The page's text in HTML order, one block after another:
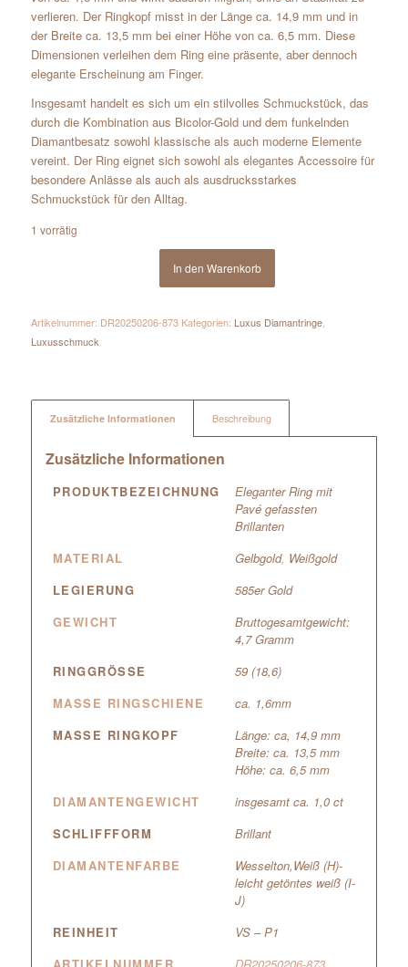
verlieren. Der Ringkopf misst in der Länge ca. 14,9 mm und in
der Breite ca. 13,5 mm bei einer Höhe von ca. 6,5 mm. Diese
Dimensionen verleihen dem Ring eine präsente, aber dennoch
elegante Erscheinung am Finger.
Insgesamt handelt es sich um ein stilvolles Schmuckstück, das
durch die Kombination aus Bicolor-Gold und dem funkelnden
Diamantbesatz sowohl klassische als auch moderne Elemente
vereint. Der Ring eignet sich sowohl als elegantes Accessoire für
besondere Anlässe als auch als ausdrucksstarkes
Schmuckstück für den Alltag.
1 vorrätig
In den Warenkorb
Artikelnummer: DR20250206-873 Kategorien: Luxus Diamantringe,
Luxusschmuck
Zusätzliche Informationen Beschreibung
Zusätzliche Informationen
PRODUKTBEZEICHNUNG
Eleganter Ring mit
Pavé gefassten
Brillanten
MATERIAL
Gelbgold, Weißgold
LEGIERUNG
585er Gold
GEWICHT
Bruttogesamtgewicht:
4,7 Gramm
RINGGRÖSSE
59 (18,6)
MASSE RINGSCHIENE
ca. 1,6mm
MASSE RINGKOPF
Länge: ca, 14,9 mm
Breite: ca. 13,5 mm
Höhe: ca. 6,5 mm
DIAMANTENGEWICHT
insgesamt ca. 1,0 ct
SCHLIFFFORM
Brillant
DIAMANTENFARBE
Wesselton,Weiß (H)-
leicht getöntes weiß (I-
J)
REINHEIT
VS – P1
ARTIKELNUMMER
DR20250206-873